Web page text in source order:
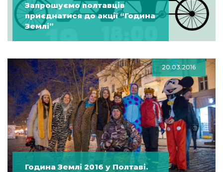
Запрошуємо полтавців
приєднатися до акції “Година
Землі”
20.03.2016
Година Землі 2016 у Полтаві.